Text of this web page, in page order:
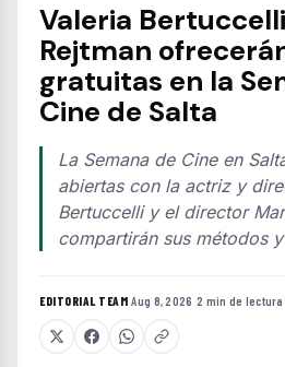
Valeria
Rejtman
gratuitas en la
Cine de Salta
La Semana de Cine en
abiertas con la actriz y
Bertuccelli y el director
compartirán sus métodos
EDITORIAL TEAM·Aug 8, 2026 ·2 min de lectura